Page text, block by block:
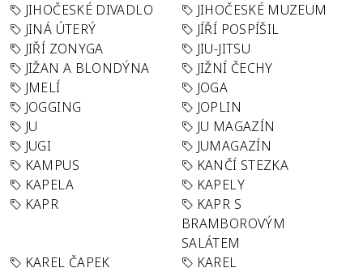
JIHOČESKÉ DIVADLO
JIHOČESKÉ MUZEUM
JINÁ ÚTERÝ
JÍŘÍ POSPÍŠIL
JIŘÍ ZONYGA
JIU-JITSU
JIŽAN A BLONDÝNA
JIŽNÍ ČECHY
JMELÍ
JOGA
JOGGING
JOPLIN
JU
JU MAGAZÍN
JUGI
JUMAGAZÍN
KAMPUS
KANČÍ STEZKA
KAPELA
KAPELY
KAPR
KAPR S
BRAMBOROVÝM
SALÁTEM
KAREL ČAPEK
KAREL